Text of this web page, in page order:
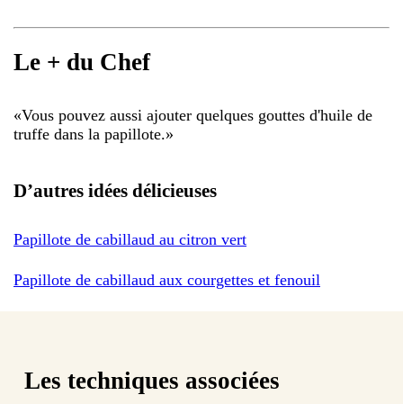
Le + du Chef
«Vous pouvez aussi ajouter quelques gouttes d'huile de
truffe dans la papillote.»
D’autres idées délicieuses
Papillote de cabillaud au citron vert
Papillote de cabillaud aux courgettes et fenouil
Les techniques associées